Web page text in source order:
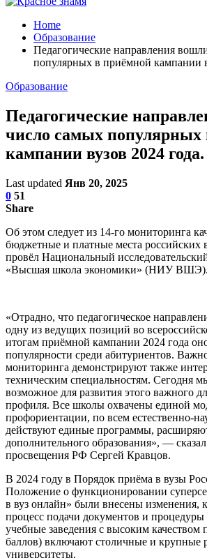
Home
Образование
Педагогические направления
популярных в приёмной кампании
Образование
Педагогические
число самых популярных
кампании вузов 2024 года.
Last updated Янв 20, 2025
0 51
Share
Об этом следует из 14-го мониторинга
бюджетные и платные места российских
провёл Национальный
«Высшая школа экономики» (НИУ ВШЭ).
«Отрадно, что педагогическое
одну из ведущих позиций во
итогам приёмной кампании 2024 года
популярности среди абитуриентов.
мониторинга демонстрируют также
техническим специальностям. Сегодня
возможное для развития этого важного
профиля. Все школы охвачены единой
профориентации, по всем естественно-
действуют единые программы,
дополнительного образования», —
просвещения РФ Сергей Кравцов.
В 2024 году в Порядок приёма в вузы
Положение о функционировании
в вуз онлайн» были внесены изменения,
процесс подачи документов и
учебные заведения с высоким
баллов) включают столичные и крупные
университеты.